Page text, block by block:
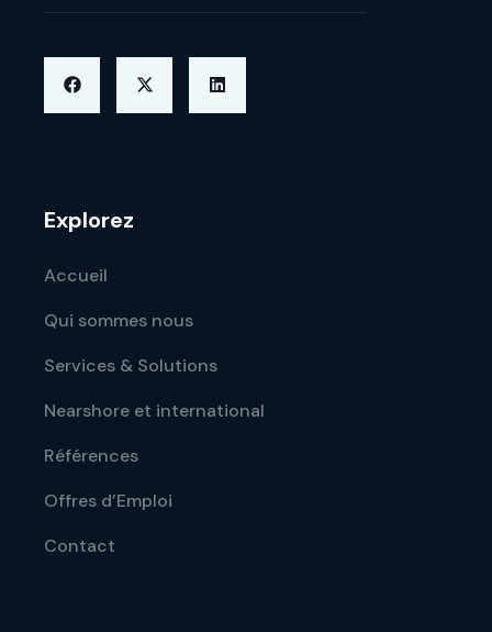
Explorez
Accueil
Qui sommes nous
Services & Solutions
Nearshore et international
Références
Offres d’Emploi
Contact